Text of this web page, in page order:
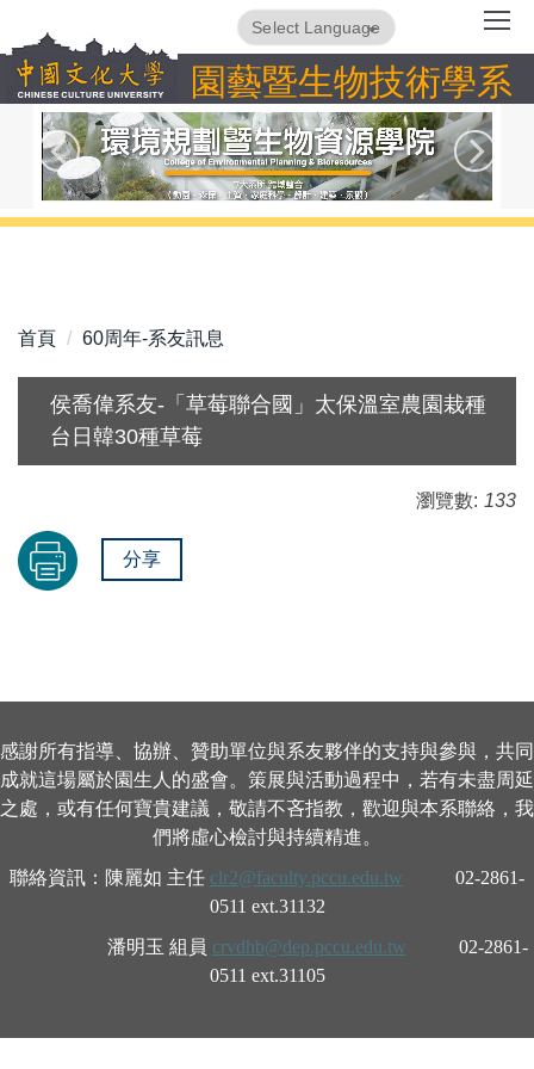
到
主
要
園藝暨生物技術學系
Translate
首頁 60周年-系友訊息
侯喬偉系友-「草莓聯合國」太保溫室農園栽種
台日韓30種草莓
瀏覽數: 133
分享
感謝所有指導、協辦、贊助單位與系友夥伴的支持與參與，共同
成就這場屬於園生人的盛會。策展與活動過程中，若有未盡周延
之處，或有任何寶貴建議，敬請不吝指教，歡迎與本系聯絡，我
們將虛心檢討與持續精進。
聯絡資訊：陳麗如 主任 clr2@faculty.pccu.edu.tw
02-2861-
0511 ext.31132
潘明玉 組員 crvdhb@dep.pccu.edu.tw
02-2861-
0511 ext.31105